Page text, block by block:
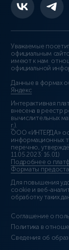
Уважаемые
официальным
имеют к нам
официальной
Данные в формах
Яндекс
Интерактивная
внесена в реестр
вычислительных
г.).
ООО «ИНТЕРДА»
информационных
перечню,
11.05.2023: 16.01)
Подробнее о
Форматы
Для повышения
cookie и веб-
обработку таких
Соглашение о
Политика в
Сведения об